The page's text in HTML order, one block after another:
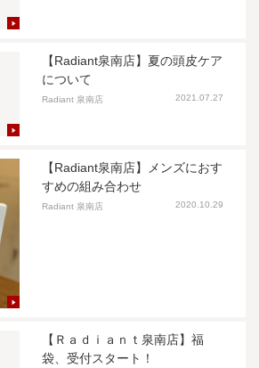
【Radiant泉南店】夏の頭皮ケア
について
Radiant 泉南店 2021.07.27
【Radiant泉南店】メンズにおす
すめの組み合わせ
Radiant 泉南店 2020.10.29
【Ｒａｄｉａｎｔ泉南店】福
袋、受付スタート！